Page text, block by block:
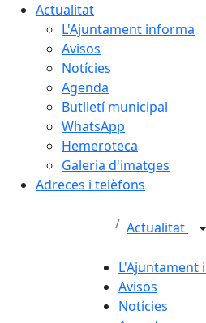
Actualitat
L'Ajuntament informa
Avisos
Notícies
Agenda
Butlletí municipal
WhatsApp
Hemeroteca
Galeria d'imatges
Adreces i telèfons
Actualitat
L'Ajuntament
Avisos
Notícies